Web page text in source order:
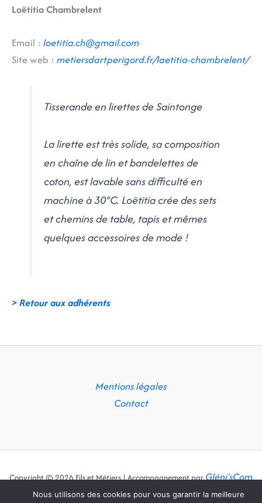
Loëtitia Chambrelent
Email : loetitia.ch@gmail.com
Site web : metiersdartperigord.fr/laetitia-chambrelent/
Tisserande en lirettes de Saintonge
La lirette est très solide, sa composition
en chaîne de lin et bandelettes de
coton, est lavable sans difficulté en
machine à 30°C. Loëtitia crée des sets
et chemins de table, tapis et mêmes
quelques accessoires de mode !
> Retour aux adhérents
Mentions légales
Contact
Copyright © 2026 Fils et Métiers | Accompagnement parGléni'sCom
Nous utilisons des cookies pour vous garantir la meilleure